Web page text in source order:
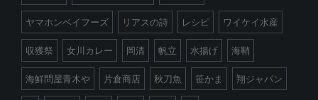
ヤマホンベイフーズ リアスの詩 レシピ ワイケイ水産
収獲祭 女川カレー 岡清 帆立 水揚げ 海鞘
海鮮問屋青木や 片倉商店 秋刀魚 笹かま 翔ジャパン